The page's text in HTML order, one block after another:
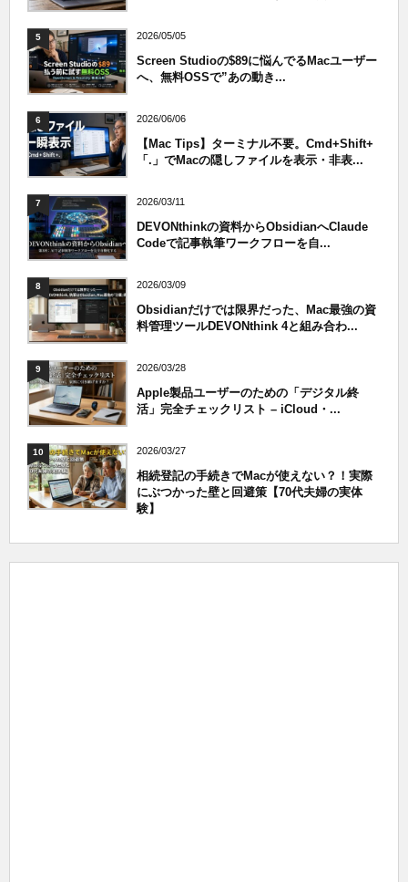
5 2026/05/05
Screen Studioの$89に悩んでるMacユーザー
へ、無料OSSで”あの動き...
6 2026/06/06
【Mac Tips】ターミナル不要。Cmd+Shift+
「.」でMacの隠しファイルを表示・非表...
7 2026/03/11
DEVONthinkの資料からObsidianへClaude
Codeで記事執筆ワークフローを自...
8 2026/03/09
Obsidianだけでは限界だった、Mac最強の資
料管理ツールDEVONthink 4と組み合わ...
9 2026/03/28
Apple製品ユーザーのための「デジタル終
活」完全チェックリスト – iCloud・...
10 2026/03/27
相続登記の手続きでMacが使えない？！実際
にぶつかった壁と回避策【70代夫婦の実体
験】